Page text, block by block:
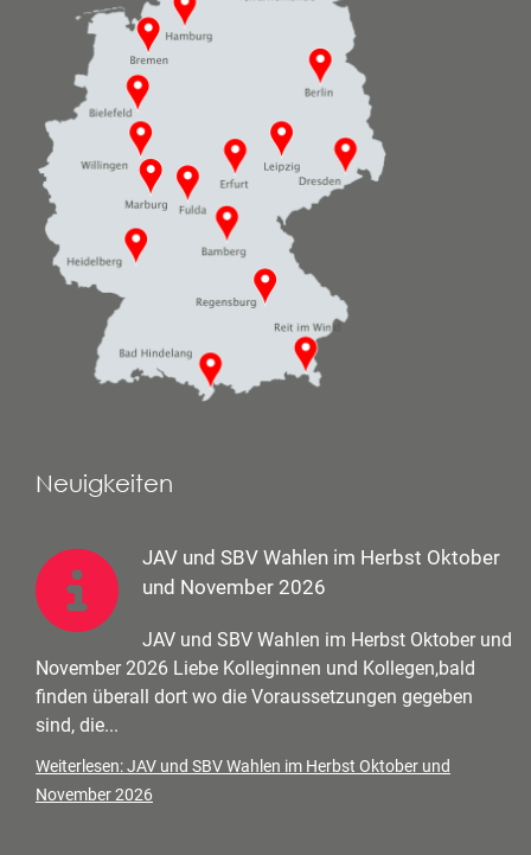
Neuigkeiten
JAV und SBV Wahlen im Herbst Oktober
und November 2026
JAV und SBV Wahlen im Herbst Oktober und
November 2026 Liebe Kolleginnen und Kollegen,bald
finden überall dort wo die Voraussetzungen gegeben
sind, die...
Weiterlesen: JAV und SBV Wahlen im Herbst Oktober und
November 2026